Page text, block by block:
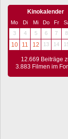
Kinokalender
Mo Di Mi Do Fr
3
4 5 6 7 8
10
11 12 13 14
12.669 Beiträge
3.883 Filmen im